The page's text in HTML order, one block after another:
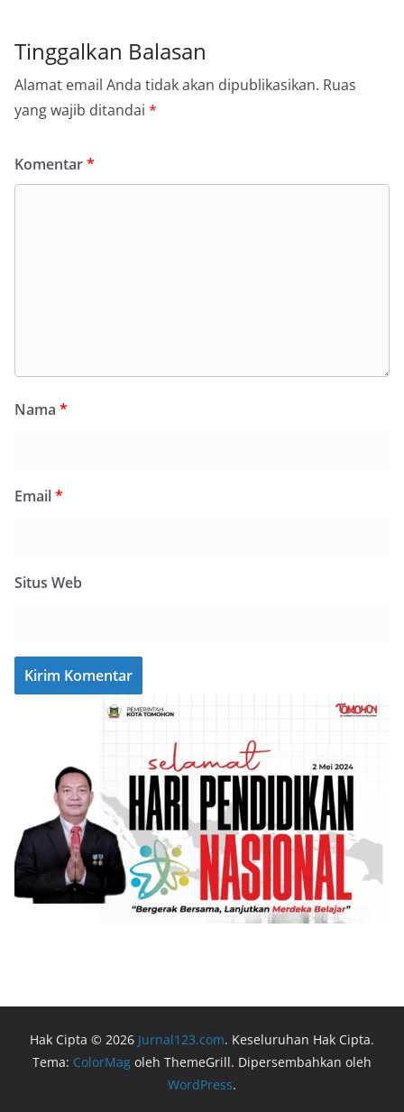
Tinggalkan Balasan
Alamat email Anda tidak akan dipublikasikan. Ruas
yang wajib ditandai *
Komentar*
Nama *
Email*
Situs Web
Hak Cipta © 2026 Jurnal123.com. Keseluruhan Hak Cipta.
Tema: ColorMag oleh ThemeGrill. Dipersembahkan oleh
WordPress.